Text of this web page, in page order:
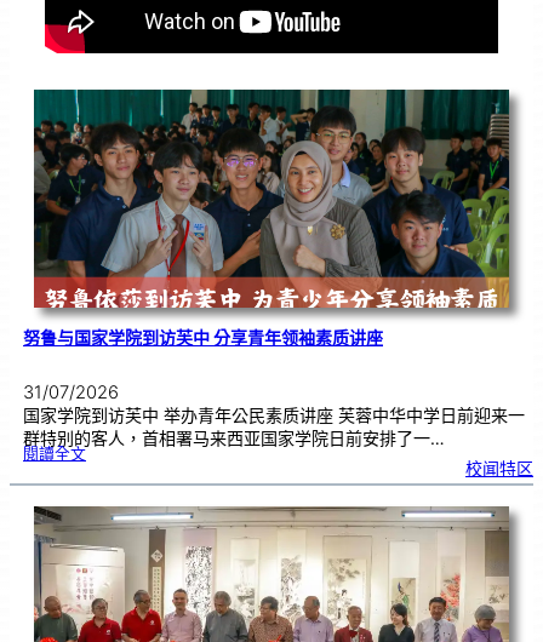
努鲁与国家学院到访芙中 分享青年领袖素质讲座
31/07/2026
国家学院到访芙中 举办青年公民素质讲座 芙蓉中华中学日前迎来一
群特别的客人，首相署马来西亚国家学院日前安排了一…
閱讀全文:努
国
学
院
到
访
中
分
享
青
年
领
袖
素
质
讲
座
校闻特区